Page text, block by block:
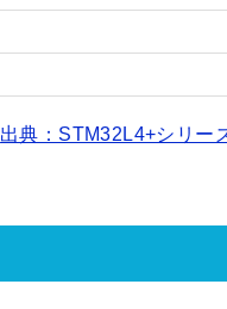
出典：STM32L4+シリー